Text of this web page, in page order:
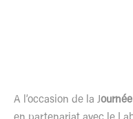
A l’occasion de la J